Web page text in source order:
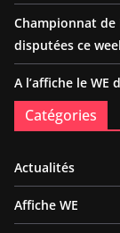
Championnat de
disputées ce
A l’affiche le WE
Catégories
Actualités
Affiche WE